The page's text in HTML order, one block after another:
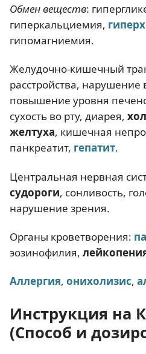
Обмен веществ:
гиперкальциемия,
гипомагниемия.
Желудочно-кишечный
расстройства, нарушение
повышение уровня
сухость во рту, диарея,
желтуха, кишечная
панкреатит, гепатит.
Центральная нервная
судороги, сонливость,
нарушение зрения.
Органы кроветворения:
эозинофилия,
Аллергия, онихолизис,
Инструкция на
(Способ и